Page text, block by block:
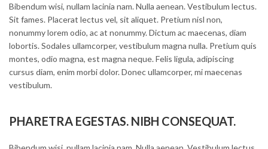
Bibendum wisi, nullam lacinia nam. Nulla aenean. Vestibulum lectus.
Sit fames. Placerat lectus vel, sit aliquet. Pretium nisl non,
nonummy lorem odio, ac at nonummy. Dictum ac maecenas, diam
lobortis. Sodales ullamcorper, vestibulum magna nulla. Pretium quis
montes, odio magna, est magna neque. Felis ligula, adipiscing
cursus diam, enim morbi dolor. Donec ullamcorper, mi maecenas
vestibulum.
PHARETRA EGESTAS. NIBH CONSEQUAT.